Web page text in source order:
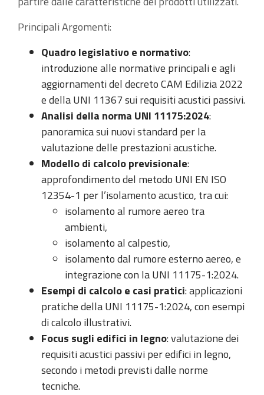
Principali Argomenti:
Quadro legislativo e normativo:
introduzione alle normative principali e agli
aggiornamenti del decreto CAM Edilizia 2022
e della UNI 11367 sui requisiti acustici passivi.
Analisi della norma UNI 11175:2024:
panoramica sui nuovi standard per la
valutazione delle prestazioni acustiche.
Modello di calcolo previsionale:
approfondimento del metodo UNI EN ISO
12354-1 per l’isolamento acustico, tra cui:
isolamento al rumore aereo tra
ambienti,
isolamento al calpestio,
isolamento dal rumore esterno aereo, e
integrazione con la UNI 11175-1:2024.
Esempi di calcolo e casi pratici: applicazioni
pratiche della UNI 11175-1:2024, con esempi
di calcolo illustrativi.
Focus sugli edifici in legno: valutazione dei
requisiti acustici passivi per edifici in legno,
secondo i metodi previsti dalle norme
tecniche.